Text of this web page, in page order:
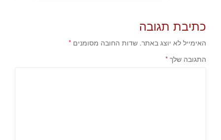
כתיבת תגובה
האימייל לא יוצג באתר. שדות החובה מסומנים *
התגובה שלך *